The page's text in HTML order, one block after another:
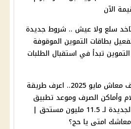
الآن
سلع ولا عيش .. شروط جديدة
بطاقات التموين الموقوفة
| التموين تبدأ في استقبال الطلبات
قبل صرف معاش مايو 2025.. اعرف طريقة
وأماكن الصرف وموعد تطبيق
الزيادة الجديدة لـ 11.5 مليون مستحق |
امتى يا حج؟